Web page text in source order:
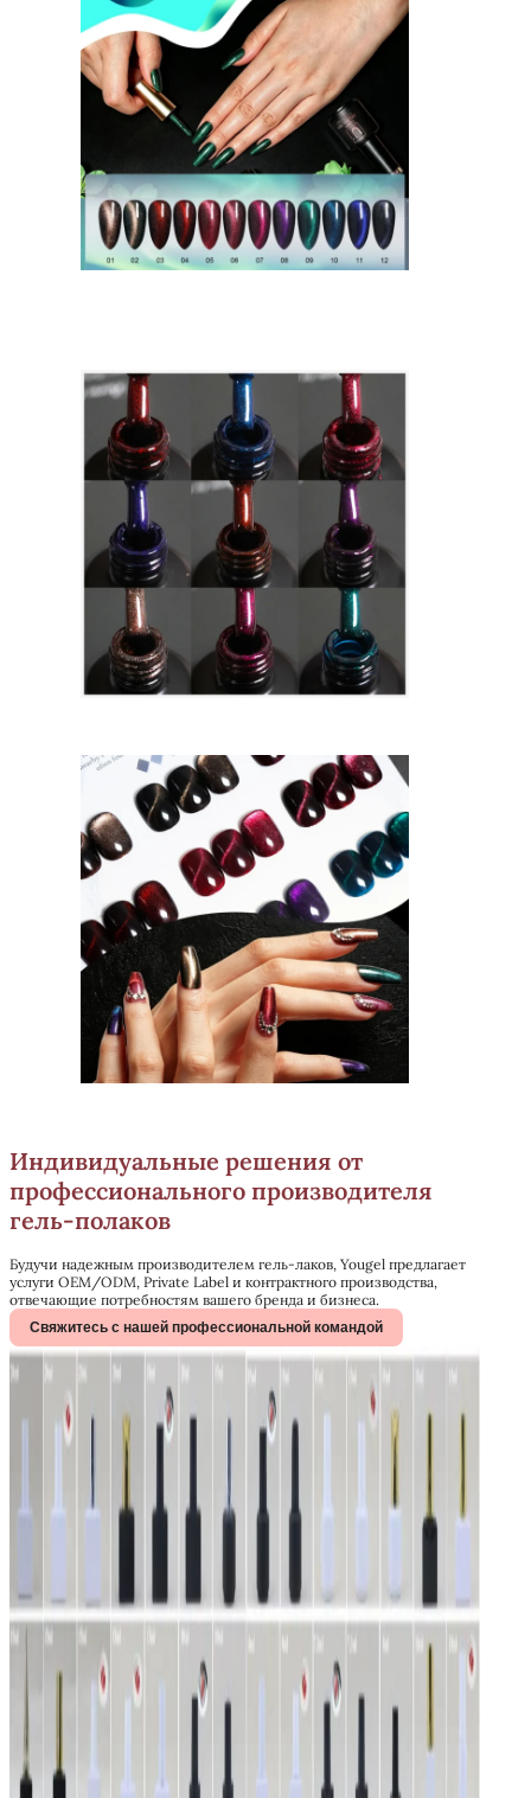
Индивидуальные решения от
профессионального производителя
гель-полаков
Будучи надежным производителем гель-лаков, Yougel предлагает
услуги OEM/ODM, Private Label и контрактного производства,
отвечающие потребностям вашего бренда и бизнеса.
Свяжитесь с нашей профессиональной командой